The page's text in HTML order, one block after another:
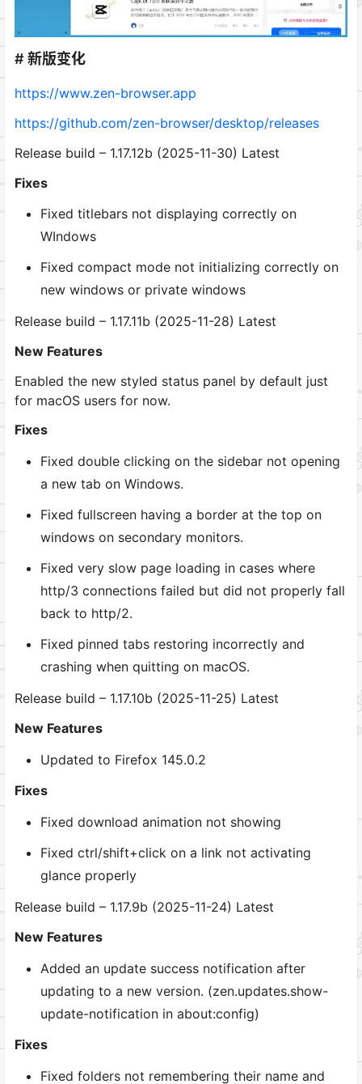
# 新版变化
https://www.zen-browser.app
https://github.com/zen-browser/desktop/releases
Release build – 1.17.12b (2025-11-30) Latest
Fixes
Fixed titlebars not displaying correctly on
WIndows
Fixed compact mode not initializing correctly on
new windows or private windows
Release build – 1.17.11b (2025-11-28) Latest
New Features
Enabled the new styled status panel by default just
for macOS users for now.
Fixes
Fixed double clicking on the sidebar not opening
a new tab on Windows.
Fixed fullscreen having a border at the top on
windows on secondary monitors.
Fixed very slow page loading in cases where
http/3 connections failed but did not properly fall
back to http/2.
Fixed pinned tabs restoring incorrectly and
crashing when quitting on macOS.
Release build – 1.17.10b (2025-11-25) Latest
New Features
Updated to Firefox 145.0.2
Fixes
Fixed download animation not showing
Fixed ctrl/shift+click on a link not activating
glance properly
Release build – 1.17.9b (2025-11-24) Latest
New Features
Added an update success notification after
updating to a new version. (zen.updates.show-
update-notification in about:config)
Fixes
Fixed folders not remembering their name and